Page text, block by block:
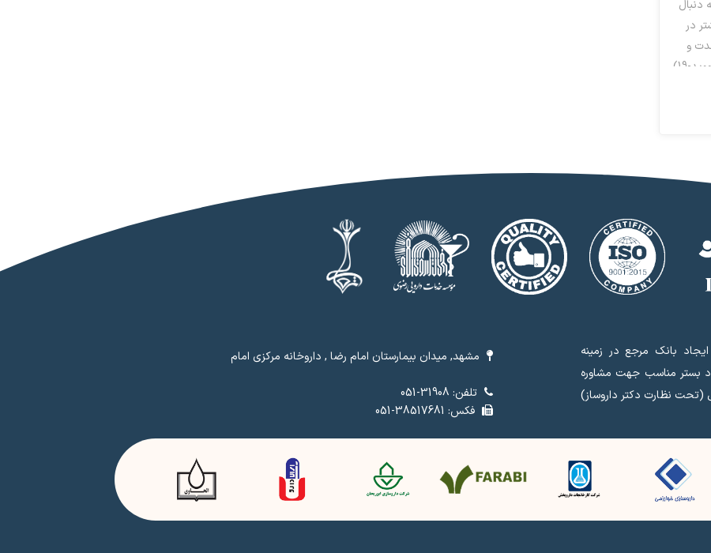
دنبال
در
و
بلند مدت کرونا (کووید-19)
بانک مرجع در زمینه
بستر مناسب جهت مشاوره
(تحت نظارت دکتر داروساز)
مشهد, میدان بیمارستان امام رضا , داروخانه مرکزی امام
تلفن: 31908-051
فکس: 38517681-051